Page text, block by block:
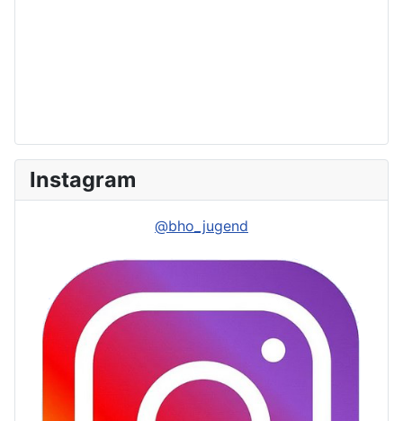
Instagram
@bho_jugend